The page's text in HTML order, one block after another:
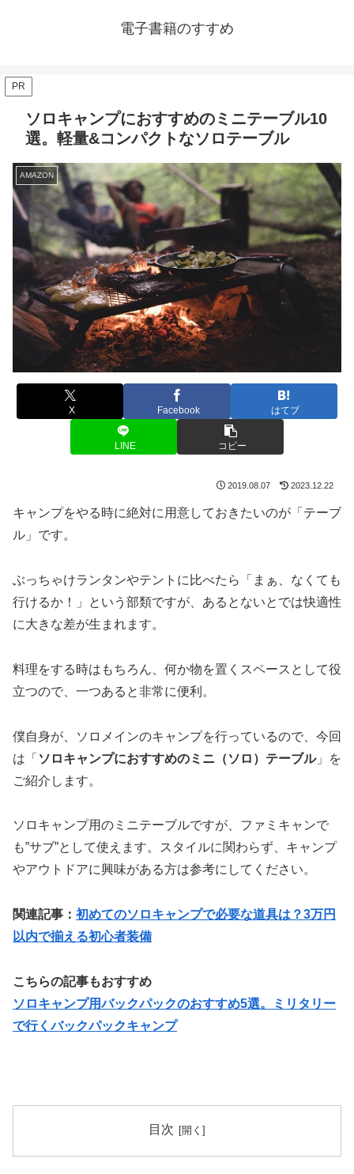
電子書籍のすすめ
PR
ソロキャンプにおすすめのミニテーブル10
選。軽量&コンパクトなソロテーブル
AMAZON
X Facebook はてブ
LINE コピー
2019.08.07 2023.12.22
キャンプをやる時に絶対に用意しておきたいのが 「テーブ
ル」 です。
ぶっちゃけランタンやテントに比べたら「まぁ、なくても
行けるか！」という部類ですが、あるとないとでは快適性
に大きな差が生まれます。
料理をする時はもちろん、何か物を置くスペースとして役
立つので、一つあると非常に便利。
僕自身が、ソロメインのキャンプを行っているので、今回
は「 ソロキャンプにおすすめのミニ（ソロ）テーブル」を
ご紹介します。
ソロキャンプ用のミニテーブルですが、ファミキャンで
も”サブ”として使えます。スタイルに関わらず、キャンプ
やアウトドアに興味がある方は参考にしてください。
関連記事： 初めてのソロキャンプで必要な道具は？3万円
以内で揃える初心者装備
こちらの記事もおすすめ
ソロキャンプ用バックパックのおすすめ5選。ミリタリー
で行くバックパックキャンプ
目次